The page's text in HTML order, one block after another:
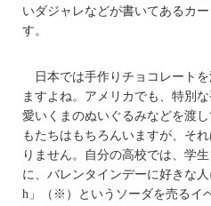
いダジャレなどが書いてあるカ
す。
日本では手作りチョコレート
ますよね。アメリカでも、特別
愛いくまのぬいぐるみなどを渡
もたちはもちろんいますが、そ
りません。自分の高校では、学
に、バレンタインデーに好きな人
h」（※）というソーダを売るイ